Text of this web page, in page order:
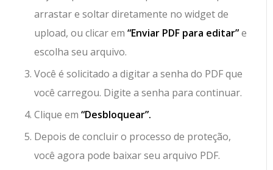
arrastar e soltar diretamente no widget de
upload, ou clicar em“Enviar PDF para editar”e
escolha seu arquivo.
Você é solicitado a digitar a senha do PDF que
você carregou. Digite a senha para continuar.
Clique em“Desbloquear”.
Depois de concluir o processo de proteção,
você agora pode baixar seu arquivo PDF.